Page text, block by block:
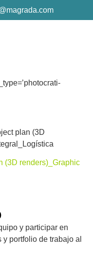
plan (3D
(3D renders)_Graphic
y participar en
portfolio de trabajo al